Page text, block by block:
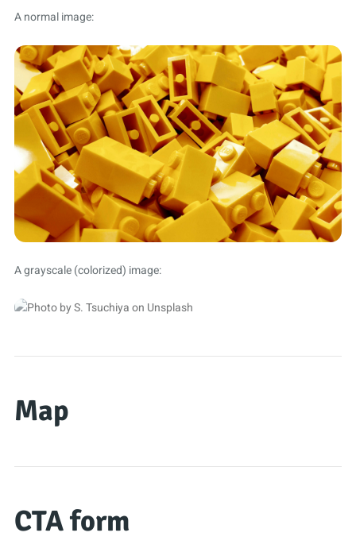
A normal image:
A grayscale (colorized) image:
Map
CTA form